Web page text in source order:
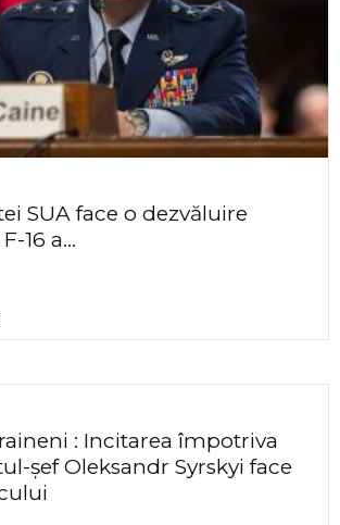
SUA face o dezvăluire
16 a...
: Incitarea împotriva
șef Oleksandr Syrskyi face